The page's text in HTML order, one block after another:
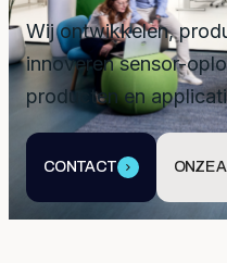
Wij ontwikkelen,
innoveren sensor-
producten en
CONTACT ONZE